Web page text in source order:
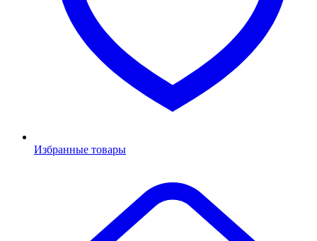
Избранные товары